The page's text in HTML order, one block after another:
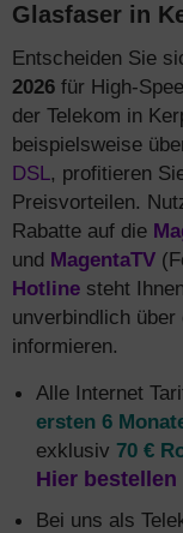
Glasfaser in
Entscheiden Sie
2026 für High-
der Telekom in
beispielsweise
DSL, profitieren
Preisvorteilen.
Rabatte auf die
und MagentaTV
Hotline steht
unverbindlich über
informieren.
Alle Internet
ersten 6
exklusiv 70 €
Hier bestellen
Bei uns als